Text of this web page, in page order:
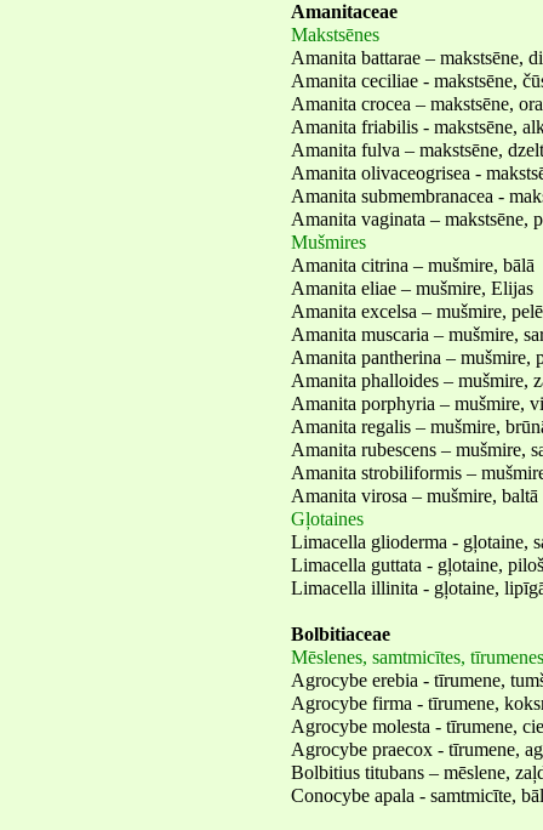
Amanitaceae
Makstsēnes
Amanita battarae – makstsēne,
Amanita ceciliae - makstsēne,
Amanita crocea – makstsēne,
Amanita friabilis - makstsēne,
Amanita fulva – makstsēne,
Amanita olivaceogrisea -
Amanita submembranacea -
Amanita vaginata – makstsēne,
Mušmires
Amanita citrina – mušmire, bālā
Amanita eliae – mušmire, Elijas
Amanita excelsa – mušmire,
Amanita muscaria – mušmire,
Amanita pantherina – mušmire,
Amanita phalloides – mušmire,
Amanita porphyria – mušmire,
Amanita regalis – mušmire,
Amanita rubescens – mušmire,
Amanita strobiliformis –
Amanita virosa – mušmire, baltā
Gļotaines
Limacella glioderma - gļotaine,
Limacella guttata - gļotaine,
Limacella illinita - gļotaine,
Bolbitiaceae
Mēslenes, samtmicītes, tīrumenes
Agrocybe erebia - tīrumene,
Agrocybe firma - tīrumene,
Agrocybe molesta - tīrumene,
Agrocybe praecox - tīrumene,
Bolbitius titubans – mēslene,
Conocybe apala - samtmicīte,